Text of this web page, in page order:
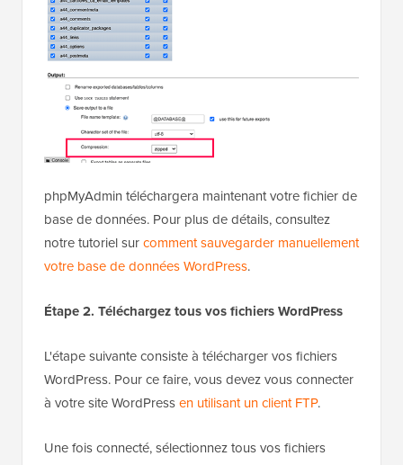
phpMyAdmin téléchargera maintenant votre fichier de
base de données. Pour plus de détails, consultez
notre tutoriel surcomment sauvegarder manuellement
votre base de données WordPress.
Étape 2. Téléchargez tous vos fichiers WordPress
L'étape suivante consiste à télécharger vos fichiers
WordPress. Pour ce faire, vous devez vous connecter
à votre site WordPressen utilisant un client FTP.
Une fois connecté, sélectionnez tous vos fichiers